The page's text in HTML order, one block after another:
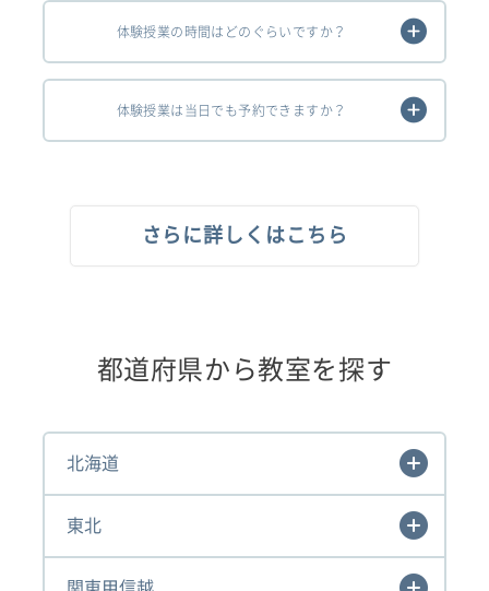
体験授業の時間はどのぐらいですか？
体験授業は当日でも予約できますか？
さらに詳しくはこちら
都道府県から教室を探す
北海道
東北